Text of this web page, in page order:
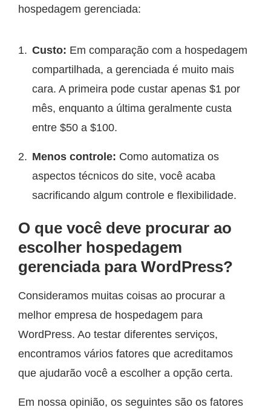
hospedagem gerenciada:
Custo: Em comparação com a hospedagem
compartilhada, a gerenciada é muito mais
cara. A primeira pode custar apenas $1 por
mês, enquanto a última geralmente custa
entre $50 a $100.
Menos controle: Como automatiza os
aspectos técnicos do site, você acaba
sacrificando algum controle e flexibilidade.
O que você deve procurar ao
escolher hospedagem
gerenciada para WordPress?
Consideramos muitas coisas ao procurar a
melhor empresa de hospedagem para
WordPress. Ao testar diferentes serviços,
encontramos vários fatores que acreditamos
que ajudarão você a escolher a opção certa.
Em nossa opinião, os seguintes são os fatores